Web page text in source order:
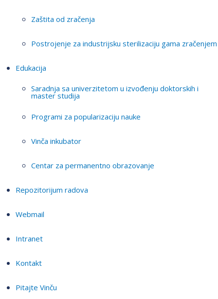
Zaštita od zračenja
Postrojenje za industrijsku sterilizaciju gama zračenjem
Edukacija
Saradnja sa univerzitetom u izvođenju doktorskih i
master studija
Programi za popularizaciju nauke
Vinča inkubator
Centar za permanentno obrazovanje
Repozitorijum radova
Webmail
Intranet
Kontakt
Pitajte Vinču